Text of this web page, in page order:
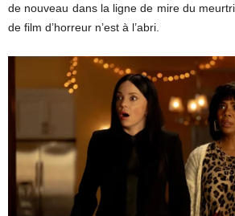
de nouveau dans la ligne de mire du
de film d’horreur n’est à l’abri.